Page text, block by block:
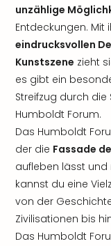
unzählige
Entdeckungen. Mit
eindrucksvollen
Kunstszene zieht
es gibt ein
Streifzug durch
Humboldt Forum.
Das Humboldt
der die Fassade
aufleben lässt und
kannst du eine
von der
Zivilisationen bis
Das Humboldt